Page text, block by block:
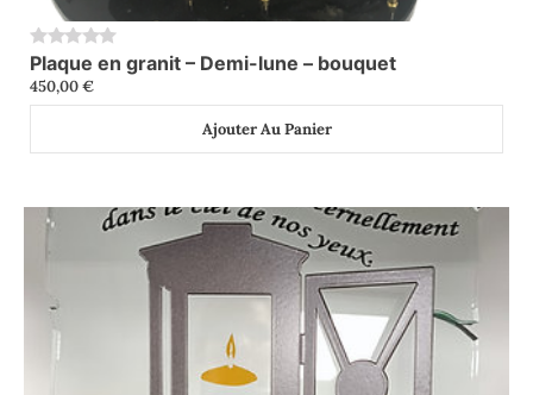
0
Plaque en granit – Demi-lune – bouquet
450,00€
Ajouter Au Panier